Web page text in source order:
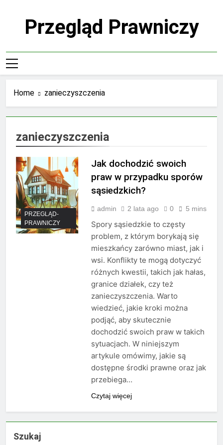
Przegląd Prawniczy
Home zanieczyszczenia
zanieczyszczenia
PRZEGLĄD-
PRAWNICZY
Jak dochodzić swoich
praw w przypadku sporów
sąsiedzkich?
admin 2 lata ago 0 5 mins
Spory sąsiedzkie to częsty
problem, z którym borykają się
mieszkańcy zarówno miast, jak i
wsi. Konflikty te mogą dotyczyć
różnych kwestii, takich jak hałas,
granice działek, czy też
zanieczyszczenia. Warto
wiedzieć, jakie kroki można
podjąć, aby skutecznie
dochodzić swoich praw w takich
sytuacjach. W niniejszym
artykule omówimy, jakie są
dostępne środki prawne oraz jak
przebiega…
Czytaj więcej
Szukaj